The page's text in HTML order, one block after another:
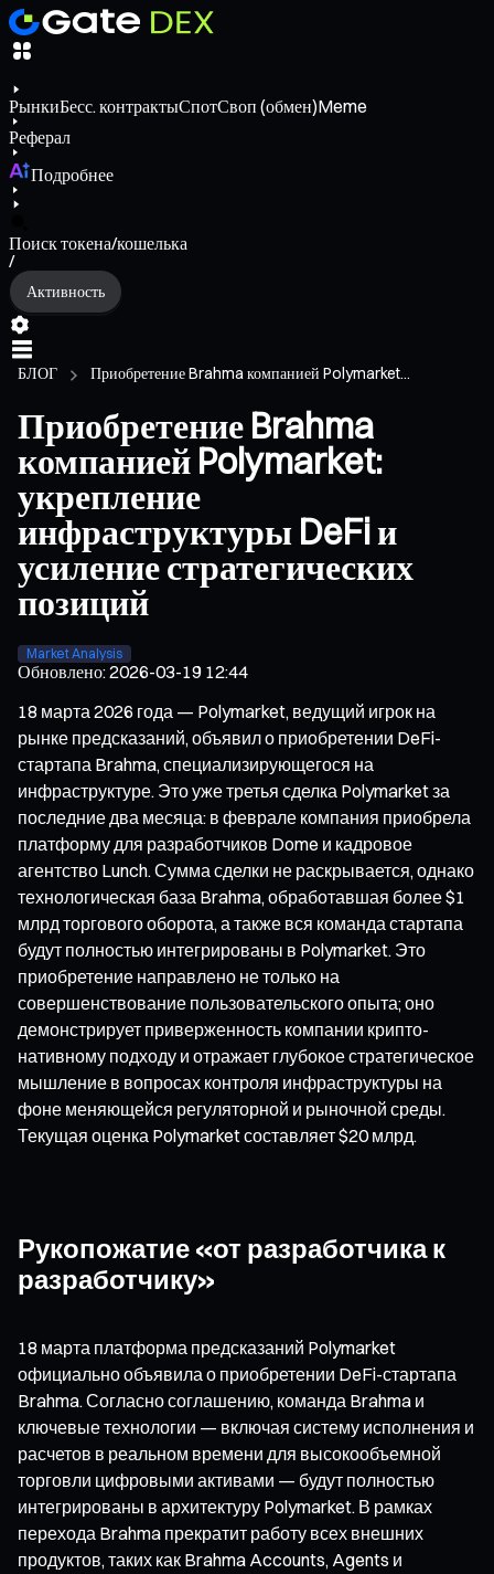
РынкиБесс. контрактыСпотСвоп (обмен)Meme
Реферал
Подробнее
Поиск токена/кошелька
/
Активность
БЛОГ Приобретение Brahma компанией Polymarket...
Приобретение Brahma
компанией Polymarket:
укрепление
инфраструктуры DeFi и
усиление стратегических
позиций
Market Analysis
Обновлено:2026-03-19 12:44
18 марта 2026 года — Polymarket, ведущий игрок на
рынке предсказаний, объявил о приобретении DeFi-
стартапа Brahma, специализирующегося на
инфраструктуре. Это уже третья сделка Polymarket за
последние два месяца: в феврале компания приобрела
платформу для разработчиков Dome и кадровое
агентство Lunch. Сумма сделки не раскрывается, однако
технологическая база Brahma, обработавшая более $1
млрд торгового оборота, а также вся команда стартапа
будут полностью интегрированы в Polymarket. Это
приобретение направлено не только на
совершенствование пользовательского опыта; оно
демонстрирует приверженность компании крипто-
нативному подходу и отражает глубокое стратегическое
мышление в вопросах контроля инфраструктуры на
фоне меняющейся регуляторной и рыночной среды.
Текущая оценка Polymarket составляет $20 млрд.
Рукопожатие «от разработчика к
разработчику»
18 марта платформа предсказаний Polymarket
официально объявила о приобретении DeFi-стартапа
Brahma. Согласно соглашению, команда Brahma и
ключевые технологии — включая систему исполнения и
расчетов в реальном времени для высокообъемной
торговли цифровыми активами — будут полностью
интегрированы в архитектуру Polymarket. В рамках
перехода Brahma прекратит работу всех внешних
продуктов, таких как Brahma Accounts, Agents и